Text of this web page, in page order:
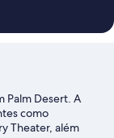
Palm Desert. A
como
Theater, além